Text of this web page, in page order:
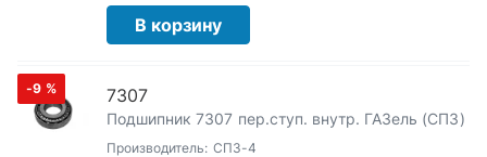
В корзину
-9 % 7307
Подшипник 7307 пер.ступ. внутр. ГАЗель (СПЗ)
Производитель: СПЗ-4